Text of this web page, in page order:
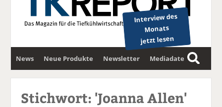
Interview des
Monats
jetzt lesen
News Neue Produkte Newsletter Mediadaten
S
u
c
Stichwort: 'Joanna Allen'